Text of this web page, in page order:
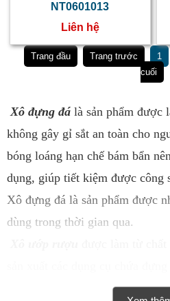
NT0601013
Liên hệ
Trang đầu Trang trước 1
cuối
Xô đựng đá là sản phẩm được
không gây gỉ sắt an toàn cho
bóng loáng hạn chế bám bẩn
dụng, giúp tiết kiệm được công
Xô đựng đá là sản phẩm được
dùng trong thời gian qua.
Xô dùng để